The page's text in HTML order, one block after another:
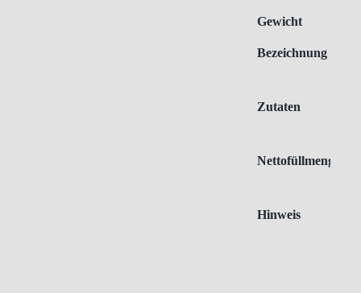
Gewicht
Bezeichnung
Zutaten
Nettofüllmenge
Hinweis